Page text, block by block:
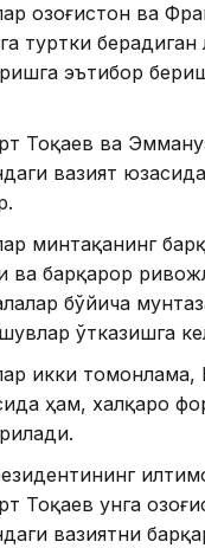
Қозоғистон ва
туртки
эътибор
Тоқаев ва
вазият
минтақанинг
ва барқарор
бўйича
ўтказишга
икки
ҳам, халқаро
Тоқаев унга
вазиятни